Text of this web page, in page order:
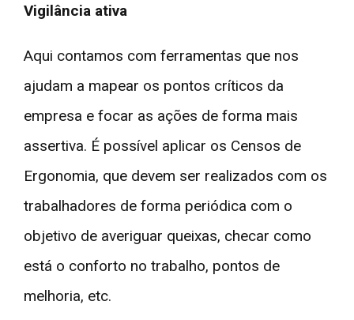
Vigilância ativa
Aqui contamos com ferramentas que nos
ajudam a mapear os pontos críticos da
empresa e focar as ações de forma mais
assertiva. É possível aplicar os Censos de
Ergonomia, que devem ser realizados com os
trabalhadores de forma periódica com o
objetivo de averiguar queixas, checar como
está o conforto no trabalho, pontos de
melhoria, etc.